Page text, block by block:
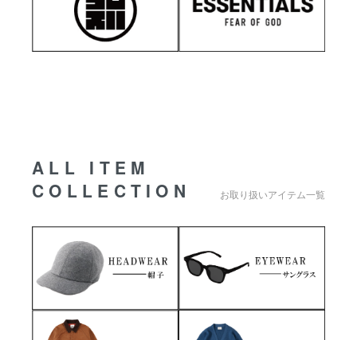
ALL ITEM
COLLECTION
お取り扱いアイテム一覧